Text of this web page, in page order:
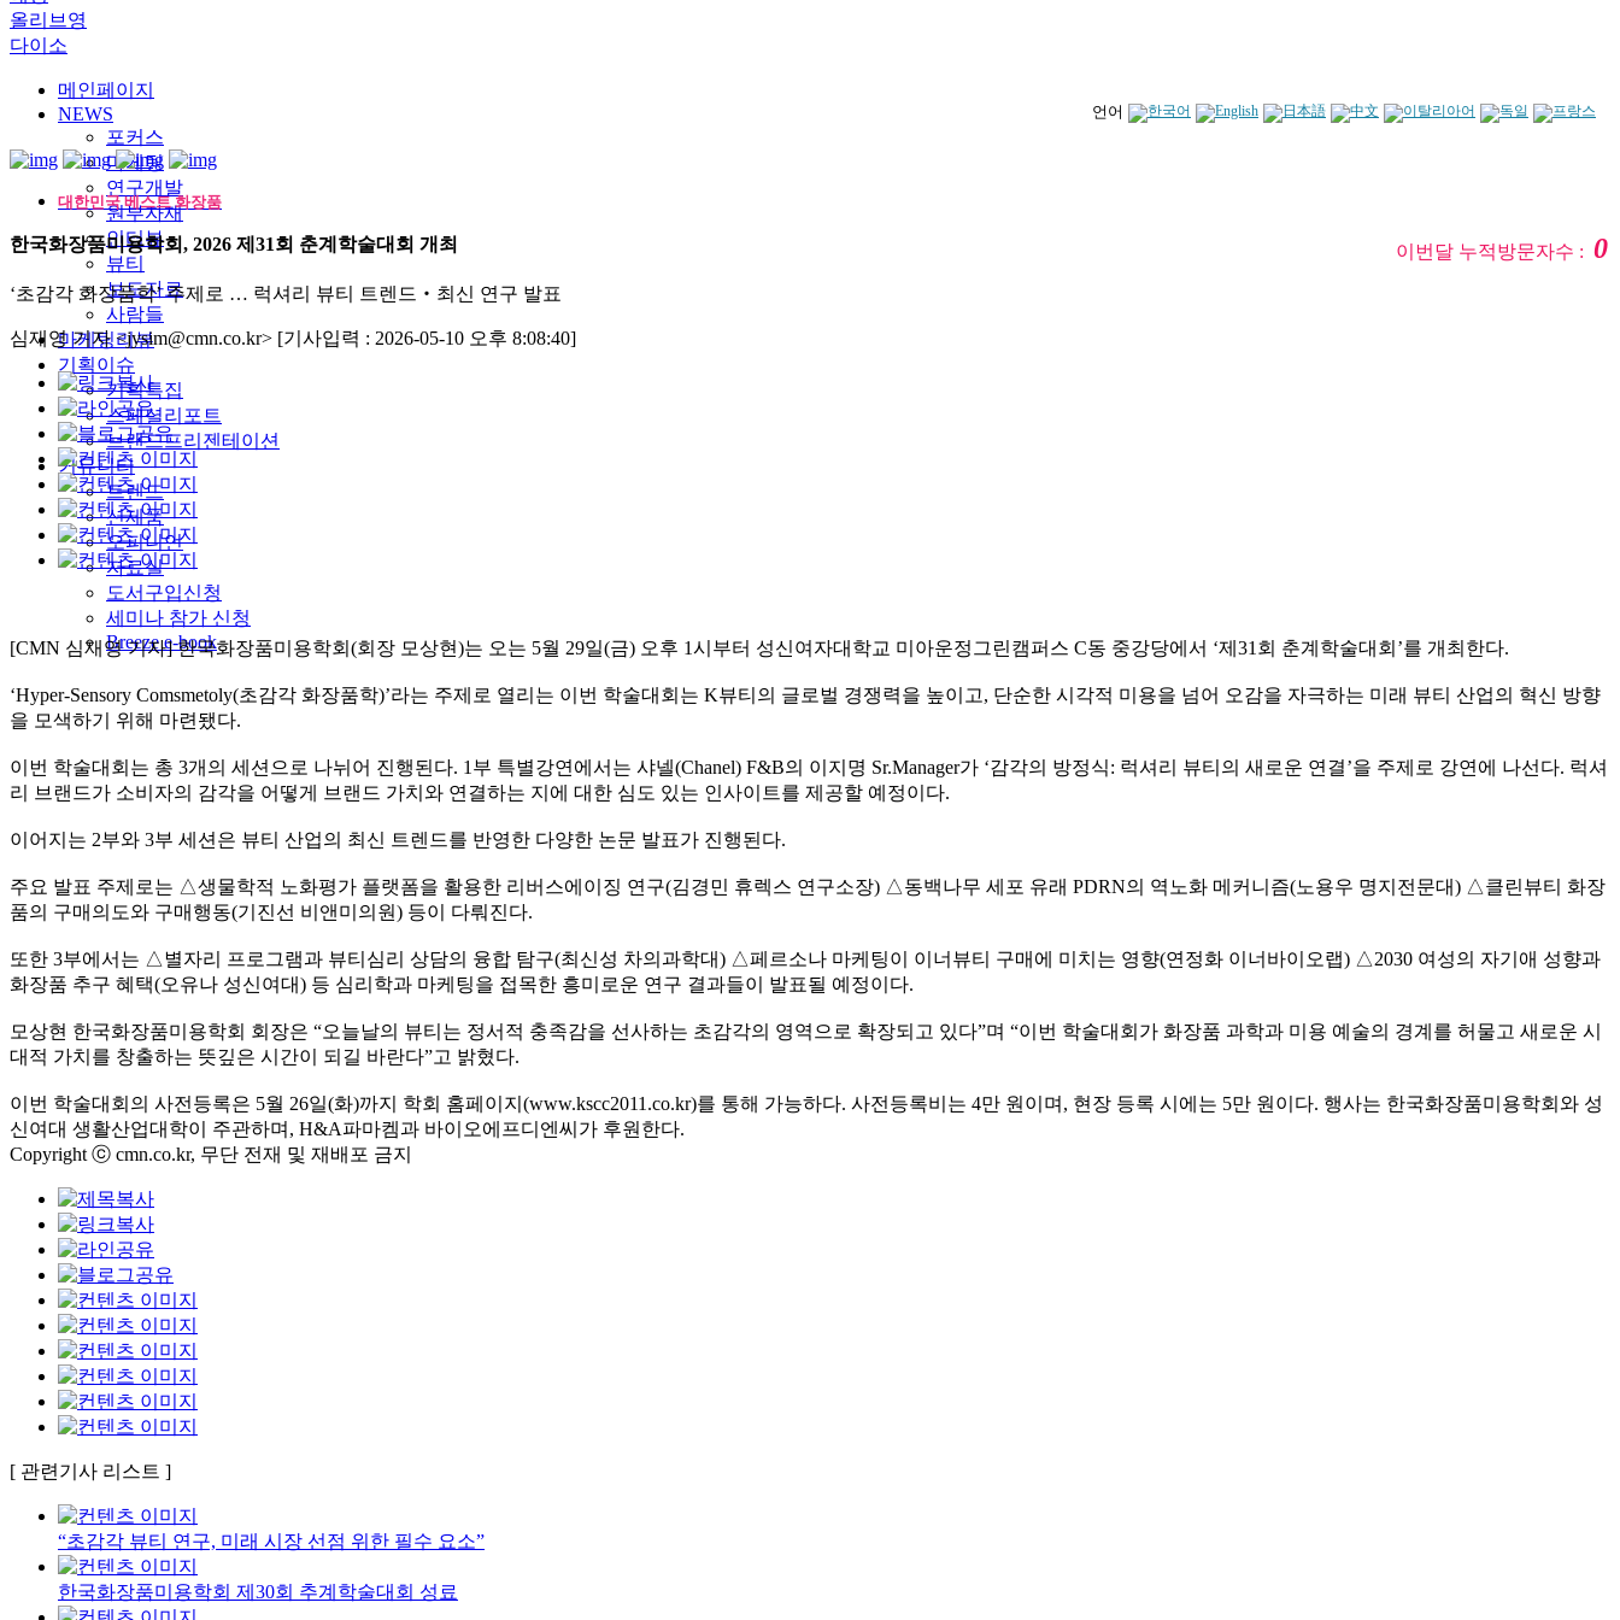
올리브영
다이소
언어
메인페이지
NEWS
포커스
마케팅
연구개발
원부자재
인터뷰
뷰티
보도자료
사람들
마케팅리뷰
기획이슈
기획특집
스페셜리포트
브랜드프리젠테이션
커뮤니티
트렌드
신제품
오피니언
자료실
도서구입신청
세미나 참가 신청
Breeze e-book
대한민국 베스트 화장품
이번달 누적방문자수 :0
한국화장품미용학회, 2026 제31회 춘계학술대회 개최
‘초감각 화장품학’ 주제로 … 럭셔리 뷰티 트렌드‧최신 연구 발표
심재영 기자 <jysim@cmn.co.kr> [기사입력 : 2026-05-10 오후 8:08:40]
[CMN 심재영 기자] 한국화장품미용학회(회장 모상현)는 오는 5월 29일(금) 오후 1시부터 성신여자대학교 미아운정그린캠퍼스 C동 중강당에서 ‘제31회 춘계학술대회’를 개최한다.
‘Hyper-Sensory Comsmetoly(초감각 화장품학)’라는 주제로 열리는 이번 학술대회는 K뷰티의 글로벌 경쟁력을 높이고, 단순한 시각적 미용을 넘어 오감을 자극하는 미래 뷰티 산업의 혁신 방향
을 모색하기 위해 마련됐다.
이번 학술대회는 총 3개의 세션으로 나뉘어 진행된다. 1부 특별강연에서는 샤넬(Chanel) F&B의 이지명 Sr.Manager가 ‘감각의 방정식: 럭셔리 뷰티의 새로운 연결’을 주제로 강연에 나선다. 럭셔
리 브랜드가 소비자의 감각을 어떻게 브랜드 가치와 연결하는 지에 대한 심도 있는 인사이트를 제공할 예정이다.
이어지는 2부와 3부 세션은 뷰티 산업의 최신 트렌드를 반영한 다양한 논문 발표가 진행된다.
주요 발표 주제로는 △생물학적 노화평가 플랫폼을 활용한 리버스에이징 연구(김경민 휴렉스 연구소장) △동백나무 세포 유래 PDRN의 역노화 메커니즘(노용우 명지전문대) △클린뷰티 화장
품의 구매의도와 구매행동(기진선 비앤미의원) 등이 다뤄진다.
또한 3부에서는 △별자리 프로그램과 뷰티심리 상담의 융합 탐구(최신성 차의과학대) △페르소나 마케팅이 이너뷰티 구매에 미치는 영향(연정화 이너바이오랩) △2030 여성의 자기애 성향과
화장품 추구 혜택(오유나 성신여대) 등 심리학과 마케팅을 접목한 흥미로운 연구 결과들이 발표될 예정이다.
모상현 한국화장품미용학회 회장은 “오늘날의 뷰티는 정서적 충족감을 선사하는 초감각의 영역으로 확장되고 있다”며 “이번 학술대회가 화장품 과학과 미용 예술의 경계를 허물고 새로운 시
대적 가치를 창출하는 뜻깊은 시간이 되길 바란다”고 밝혔다.
이번 학술대회의 사전등록은 5월 26일(화)까지 학회 홈페이지(www.kscc2011.co.kr)를 통해 가능하다. 사전등록비는 4만 원이며, 현장 등록 시에는 5만 원이다. 행사는 한국화장품미용학회와 성
신여대 생활산업대학이 주관하며, H&A파마켐과 바이오에프디엔씨가 후원한다.
Copyright ⓒ cmn.co.kr, 무단 전재 및 재배포 금지
[ 관련기사 리스트 ]
“초감각 뷰티 연구, 미래 시장 선점 위한 필수 요소”
한국화장품미용학회 제30회 추계학술대회 성료